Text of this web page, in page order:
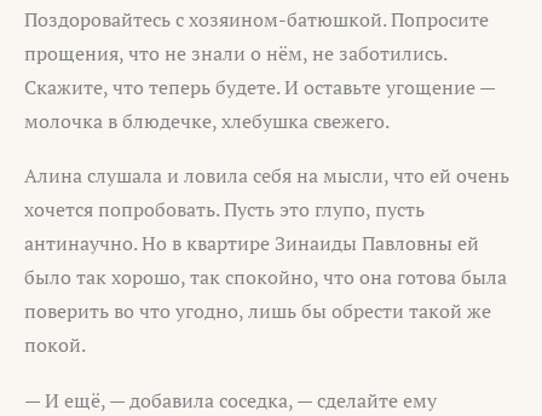
Поздоровайтесь с хозяином-батюшкой. Попросите
прощения, что не знали о нём, не заботились.
Скажите, что теперь будете. И оставьте угощение —
молочка в блюдечке, хлебушка свежего.
Алина слушала и ловила себя на мысли, что ей очень
хочется попробовать. Пусть это глупо, пусть
антинаучно. Но в квартире Зинаиды Павловны ей
было так хорошо, так спокойно, что она готова была
поверить во что угодно, лишь бы обрести такой же
покой.
— И ещё, — добавила соседка, — сделайте ему